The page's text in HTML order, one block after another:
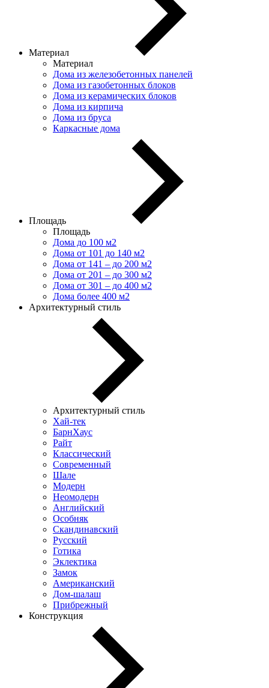
Материал
Материал
Дома из железобетонных панелей
Дома из газобетонных блоков
Дома из керамических блоков
Дома из кирпича
Дома из бруса
Каркасные дома
Площадь
Площадь
Дома до 100 м2
Дома от 101 до 140 м2
Дома от 141 – до 200 м2
Дома от 201 – до 300 м2
Дома от 301 – до 400 м2
Дома более 400 м2
Архитектурный стиль
Архитектурный стиль
Хай-тек
БарнХаус
Райт
Классический
Современный
Шале
Модерн
Неомодерн
Английский
Особняк
Скандинавский
Русский
Готика
Эклектика
Замок
Американский
Дом-шалаш
Прибрежный
Конструкция